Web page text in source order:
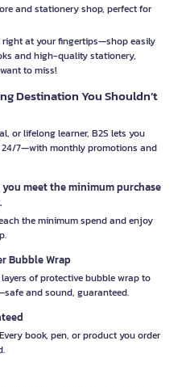
and stationery shop, perfect for
right at your fingertips—shop easily
and high-quality stationery,
to miss!
Destination You Shouldn’t
or lifelong learner, B2S lets you
7—with monthly promotions and
meet the minimum purchase
the minimum spend and enjoy
Bubble Wrap
of protective bubble wrap to
and sound, guaranteed.
book, pen, or product you order